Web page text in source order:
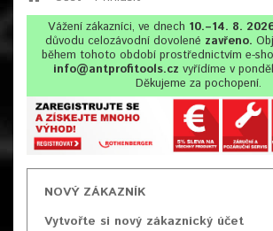
Vážení zákazníci, ve dnech 10.–14. 8.
důvodu celozávodní dovolené zavřeno.
během tohoto období prostřednictvím e-
info@antprofitools.cz vyřídíme v
Děkujeme za pochopení.
NOVÝ ZÁKAZNÍK
Vytvořte si nový zákaznický účet